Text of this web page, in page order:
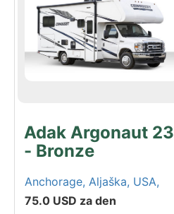
Adak Argonaut 23
- Bronze
Anchorage, Aljaška, USA,
75.0 USD za den